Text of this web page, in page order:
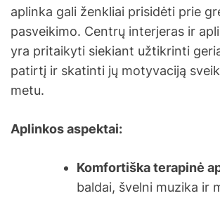
aplinka gali ženkliai prisidėti prie
pasveikimo. Centrų interjeras ir
yra pritaikyti siekiant užtikrinti
patirtį ir skatinti jų motyvaciją
metu.
Aplinkos aspektai:
Komfortiška terapinė
baldai, švelni muzika ir